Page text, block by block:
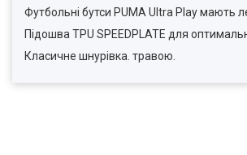
Футбольні бутси PUMA Ultra Play мають
Підошва TPU SPEEDPLATE для
Класичне шнурівка. травою.